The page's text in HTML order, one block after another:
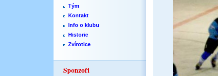
Tým
Kontakt
Info o klubu
Historie
Zvírotice
Sponzoři